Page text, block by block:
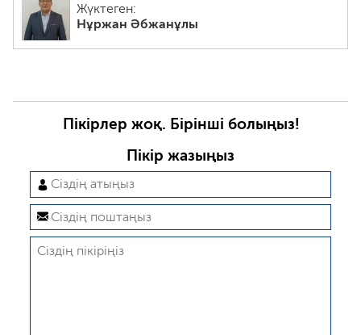
Жүктеген:
Нұржан Әбжанұлы
Пікірлер жоқ. Бірінші болыңыз!
Пікір жазыңыз